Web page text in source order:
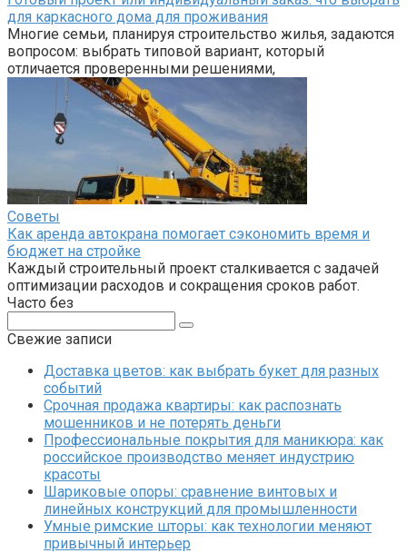
для каркасного дома для проживания
Многие семьи, планируя строительство жилья, задаются
вопросом: выбрать типовой вариант, который
отличается проверенными решениями,
Советы
Как аренда автокрана помогает сэкономить время и
бюджет на стройке
Каждый строительный проект сталкивается с задачей
оптимизации расходов и сокращения сроков работ.
Часто без
Свежие записи
Доставка цветов: как выбрать букет для разных
событий
Срочная продажа квартиры: как распознать
мошенников и не потерять деньги
Профессиональные покрытия для маникюра: как
российское производство меняет индустрию
красоты
Шариковые опоры: сравнение винтовых и
линейных конструкций для промышленности
Умные римские шторы: как технологии меняют
привычный интерьер